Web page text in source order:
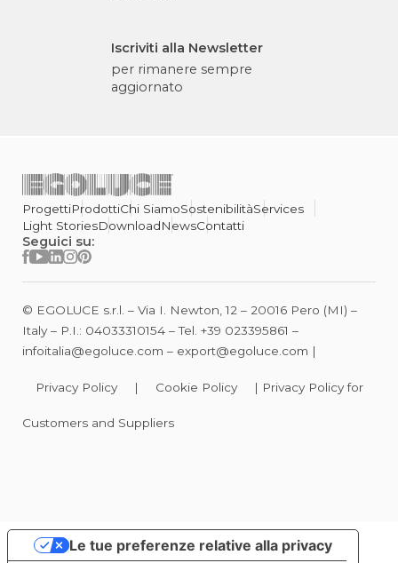
Iscriviti alla Newsletter
per rimanere sempre
aggiornato
ProgettiProdottiChi SiamoSostenibilitàServices
Light StoriesDownloadNewsContatti
Seguici su:
© EGOLUCE s.r.l. – Via I. Newton, 12 – 20016 Pero (MI) –
Italy – P.I.: 04033310154 – Tel. +39 023395861 –
infoitalia@egoluce.com – export@egoluce.com |
Privacy Policy | Cookie Policy | Privacy Policy for
Customers and Suppliers
Le tue preferenze relative alla privacy